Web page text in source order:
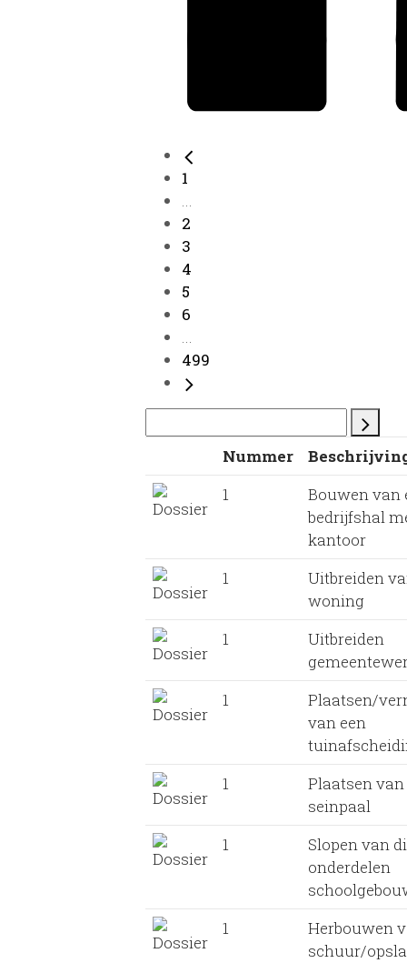
1
...
2
3
4
5
6
...
499
Nummer
1
Bouwen van
bedrijfshal
kantoor
1
Uitbreiden
woning
1
Uitbreiden
1
Plaatsen/
van een
1
Plaatsen van
seinpaal
1
Slopen van
onderdelen
1
Herbouwen
schuur/